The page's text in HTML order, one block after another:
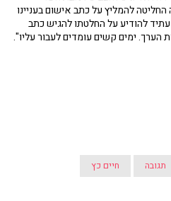
להמליץ על כתב אישום בעניינו
להודיע על החלטתו להגיש כתב
הערך. ימים קשים עומדים לעבור עליו".
תגובה
חיים כץ